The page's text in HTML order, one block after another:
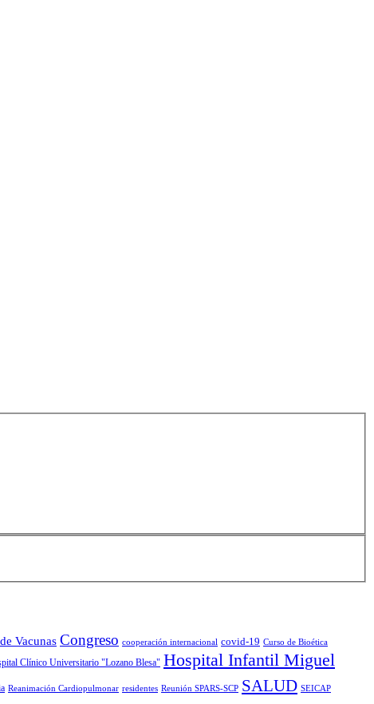
Vacunas Congreso cooperación internacional covid-19 Curso de Bioética
Clínico Universitario "Lozano Blesa" Hospital Infantil Miguel
Reanimación Cardiopulmonar residentes Reunión SPARS-SCP SALUD SEICAP